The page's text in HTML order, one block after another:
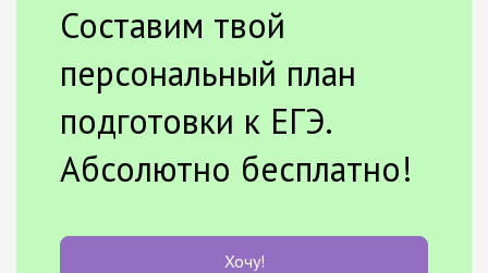
Составим твой
персональный план
подготовки к ЕГЭ.
Абсолютно бесплатно!
Хочу!